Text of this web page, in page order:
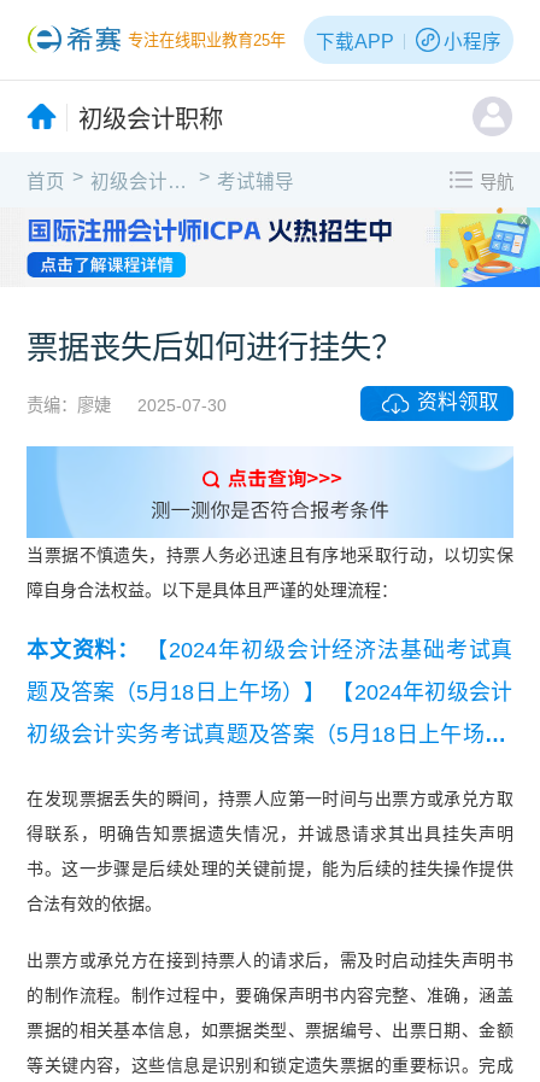
专注在线职业教育25年 下载APP 小程序
初级会计职称
首页 > 初级会计职称 > 考试辅导 导航
X
票据丧失后如何进行挂失？
责编：廖婕 2025-07-30 资料领取
当票据不慎遗失，持票人务必迅速且有序地采取行动，以切实保
障自身合法权益。以下是具体且严谨的处理流程：
本文资料：
【2024年初级会计经济法基础考试真
题及答案（5月18日上午场）】
【2024年初级会计
初级会计实务考试真题及答案（5月18日上午场）.
在发现票据丢失的瞬间，持票人应第一时间与出票方或承兑方取
得联系，明确告知票据遗失情况，并诚恳请求其出具挂失声明
书。这一步骤是后续处理的关键前提，能为后续的挂失操作提供
合法有效的依据。
出票方或承兑方在接到持票人的请求后，需及时启动挂失声明书
的制作流程。制作过程中，要确保声明书内容完整、准确，涵盖
票据的相关基本信息，如票据类型、票据编号、出票日期、金额
等关键内容，这些信息是识别和锁定遗失票据的重要标识。完成